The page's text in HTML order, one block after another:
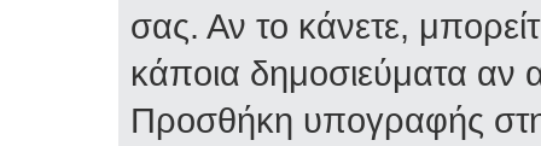
σας. Αν το κάνετε,
κάποια δημοσιεύματα αν
Προσθήκη υπογραφής